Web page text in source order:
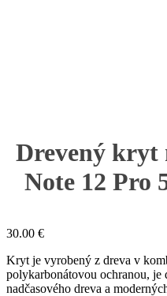
Drevený kryt
Note 12 Pro
30.00 €
Kryt je vyrobený z dreva v
polykarbonátovou ochranou, je
nadčasového dreva a